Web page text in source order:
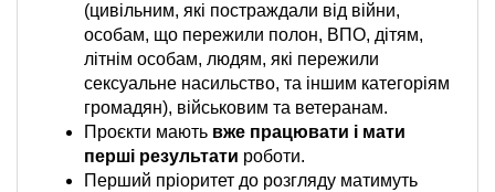
(цивільним, які постраждали від війни,
особам, що пережили полон, ВПО, дітям,
літнім особам, людям, які пережили
сексуальне насильство, та іншим категоріям
громадян), військовим та ветеранам.
Проєкти мають вже працювати і мати
перші результати роботи.
Перший пріоритет до розгляду матимуть